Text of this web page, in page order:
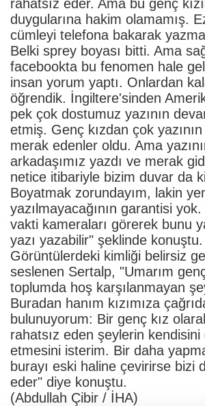
rahatsız eder. Ama bu genç
duygularına hakim olamamış.
cümleyi telefona bakarak
Belki sprey boyası bitti. Ama
facebookta bu fenomen hale
insan yorum yaptı. Onlardan
öğrendik. İngiltere'sinden
pek çok dostumuz yazının
etmiş. Genç kızdan çok yazının
merak edenler oldu. Ama
arkadaşımız yazdı ve merak
netice itibariyle bizim duvar da
Boyatmak zorundayım, lakin
yazılmayacağının garantisi
vakti kameraları görerek bunu
yazı yazabilir" şeklinde konuştu.
Görüntülerdeki kimliği belirsiz
seslenen Sertalp, "Umarım genç
toplumda hoş karşılanmayan
Buradan hanım kızımıza
bulunuyorum: Bir genç kız
rahatsız eden şeylerin kendisini
etmesini isterim. Bir daha
burayı eski haline çevirirse bizi
eder" diye konuştu.
(Abdullah Çibir / İHA)